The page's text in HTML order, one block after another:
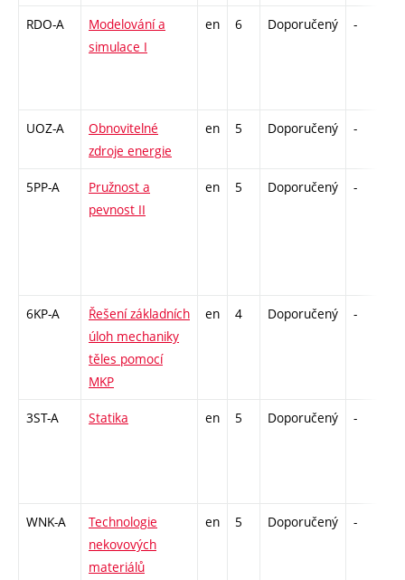
RDO-A
Modelování a
simulace I
en 6 Doporučený -
UOZ-A
Obnovitelné
zdroje energie
en 5 Doporučený -
5PP-A
Pružnost a
pevnost II
en 5 Doporučený -
6KP-A
Řešení základních
úloh mechaniky
těles pomocí
MKP
en 4 Doporučený -
3ST-A Statika en 5 Doporučený -
WNK-A
Technologie
nekovových
materiálů
en 5 Doporučený -